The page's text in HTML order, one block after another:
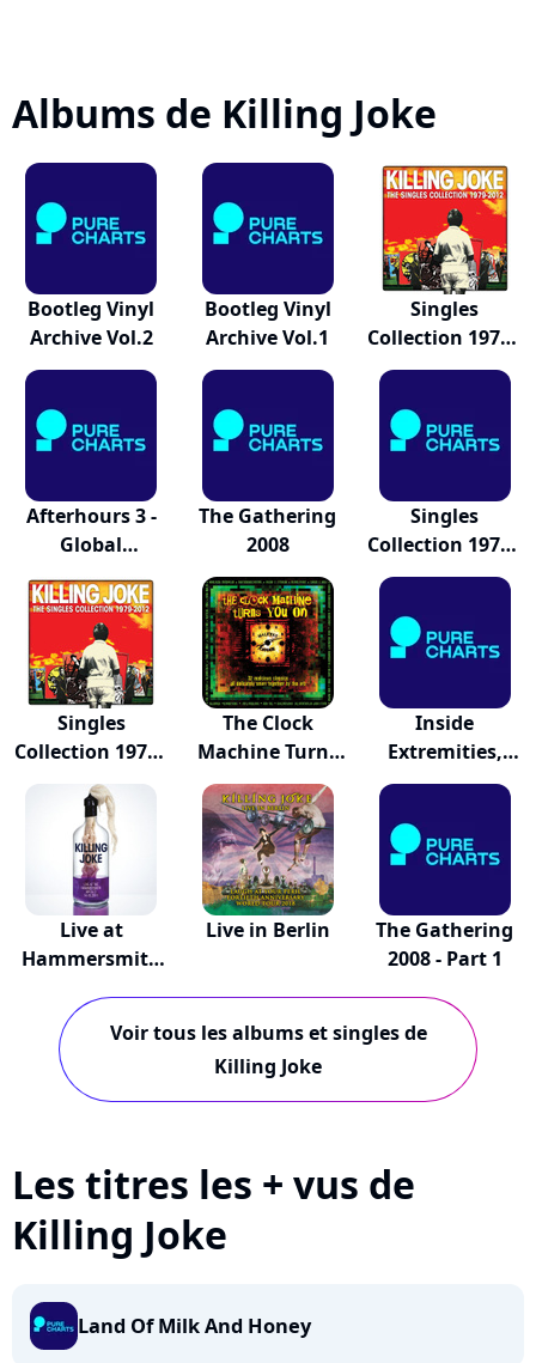
Albums de Killing Joke
Bootleg Vinyl
Archive Vol.2
Bootleg Vinyl
Archive Vol.1
Singles
Collection 1979 -
2012
Afterhours 3 -
Global
Undergr...
The Gathering
2008
Singles
Collection 1979 -
2012
Singles
Collection 1979 -
2012
The Clock
Machine Turns
You O...
Inside
Extremities,
Mixes, Re...
Live at
Hammersmith
Live in Berlin
The Gathering
2008 - Part 1
Voir tous les albums et singles de
Killing Joke
Les titres les + vus de
Killing Joke
Land Of Milk And Honey